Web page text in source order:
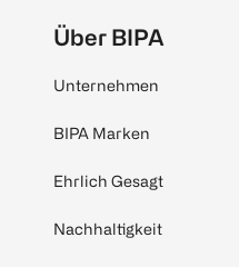
Über BIPA
Unternehmen
BIPA Marken
Ehrlich Gesagt
Nachhaltigkeit